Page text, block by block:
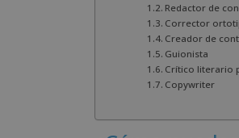
Redactor de
Corrector
Creador de
Guionista
Crítico literario
Copywriter